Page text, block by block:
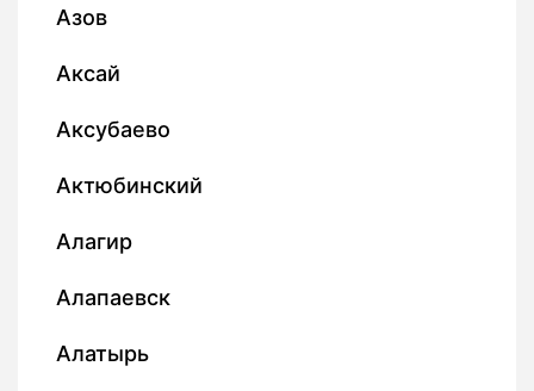
Азов
Аксай
Аксубаево
Актюбинский
Алагир
Алапаевск
Алатырь